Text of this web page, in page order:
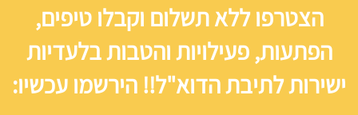
הצטרפו ללא תשלום וקבלו טיפים,
הפתעות, פעילויות והטבות בלעדיות
ישירות לתיבת הדוא"ל!! הירשמו עכשיו: